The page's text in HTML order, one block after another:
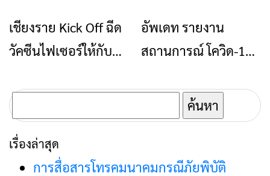
รอน”รายแรก ข่าวเชียงราย
เชียงราย Kick Off ฉีด
วัคซีนไฟเซอร์ให้กับ
12-18 ปี
ข่าวเชียงราย
อัพเดท รายงาน
สถานการณ์ โควิด-19
ที่นี่
ค้นหา
สำหรับ:
เรื่องล่าสุด
การสื่อสารโทรคมนาคมกรณีภัยพิบัติ